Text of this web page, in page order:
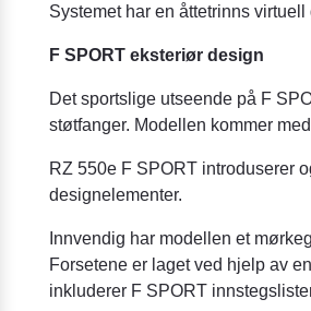
Systemet har en åttetrinns
F SPORT eksteriør design
Det sportslige utseende på F
støtfanger. Modellen kommer
RZ 550e F SPORT introduserer
designelementer.
Innvendig har modellen et
Forsetene er laget ved hjelp av
inkluderer F SPORT